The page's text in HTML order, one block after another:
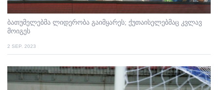
ბათუმელებმა ლიდერობა გაიმყარეს; ქუთაისელებმაც კვლავ
მოიგეს
2 SEP. 2023